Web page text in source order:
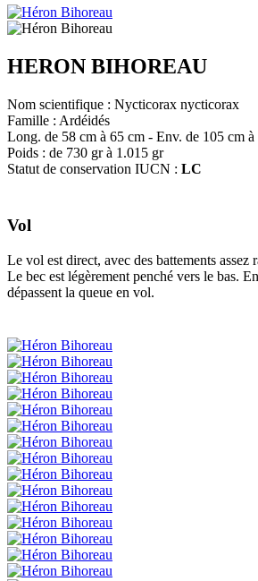
HERON BIHOREAU
Nom scientifique : Nycticorax nycticorax
Famille : Ardéidés
Long. de 58 cm à 65 cm - Env. de 105 cm à
Poids : de 730 gr à 1.015 gr
Statut de conservation IUCN : LC
Vol
Le vol est direct, avec des battements assez
Le bec est légèrement penché vers le bas.
dépassent la queue en vol.